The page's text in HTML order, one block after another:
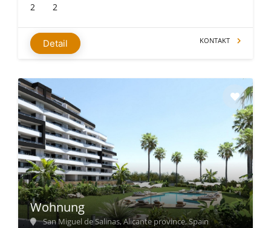
2 2
Detail KONTAKT
Wohnung
San Miguel de Salinas, Alicante province, Spain